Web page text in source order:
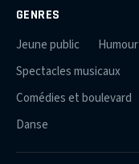
GENRES
Jeune public
Spectacles musicaux
Comédies et boulevard
Danse